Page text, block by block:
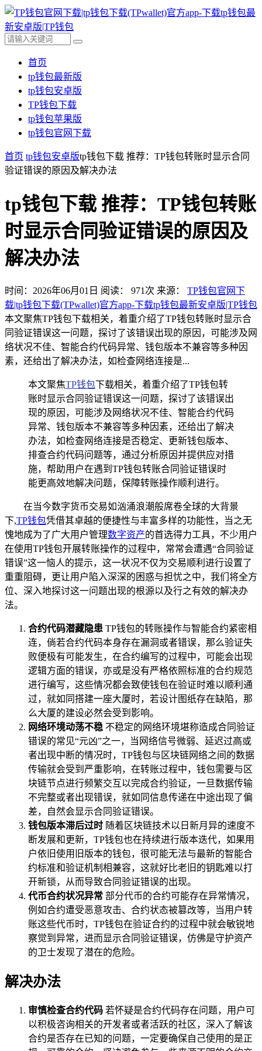
首页
tp钱包最新版
tp钱包安卓版
TP钱包下载
tp钱包苹果版
tp钱包官网下载
首页 tp钱包安卓版tp钱包下载 推荐：TP钱包转账时显示合同
验证错误的原因及解决办法
tp钱包下载 推荐：TP钱包转账
时显示合同验证错误的原因及
解决办法
时间：2026年06月01日 阅读： 971 次 来源： TP钱包官网下
载|tp钱包下载(TPwallet)官方app-下载tp钱包最新安卓版|TP钱包
本文聚焦TP钱包下载相关，着重介绍了TP钱包转账时显示合
同验证错误这一问题，探讨了该错误出现的原因，可能涉及网
络状况不佳、智能合约代码异常、钱包版本不兼容等多种因
素，还给出了解决办法，如检查网络连接是...
本文聚焦TP钱包下载相关，着重介绍了TP钱包转
账时显示合同验证错误这一问题，探讨了该错误出
现的原因，可能涉及网络状况不佳、智能合约代码
异常、钱包版本不兼容等多种因素，还给出了解决
办法，如检查网络连接是否稳定、更新钱包版本、
排查合约代码问题等，通过分析原因并提供应对措
施，帮助用户在遇到TP钱包转账合同验证错误时
能更高效地解决问题，保障转账操作顺利进行。
在当今数字货币交易如汹涌浪潮般席卷全球的大背景
下,TP钱包凭借其卓越的便捷性与丰富多样的功能性，当之无
愧地成为了广大用户管理数字资产的首选得力工具，不少用户
在使用TP钱包开展转账操作的过程中，常常会遭遇“合同验证
错误”这一恼人的提示，这一状况不仅为交易顺利进行设置了
重重阻碍，更让用户陷入深深的困惑与担忧之中，我们将全方
位、深入地探讨这一问题出现的根源以及行之有效的解决办
法。
合约代码潜藏隐患 TP钱包的转账操作与智能合约紧密相
连，倘若合约代码本身存在漏洞或者错误，那么验证失
败便极有可能发生，在合约编写的过程中，可能会出现
逻辑方面的错误，亦或是没有严格依照标准的合约规范
进行编写，这些情况都会致使钱包在验证时难以顺利通
过，就如同搭建一座大厦时，若设计图纸存在缺陷，那
么大厦的建设必然会受到影响。
网络环境动荡不稳 不稳定的网络环境堪称造成合同验证
错误的常见“元凶”之一，当网络信号微弱、延迟过高或
者出现中断的情况时，TP钱包与区块链网络之间的数据
传输就会受到严重影响，在转账过程中，钱包需要与区
块链节点进行频繁交互以完成合约验证，一旦数据传输
不完整或者出现错误，就如同信息传递在中途出现了偏
差，自然会显示合同验证错误。
钱包版本滞后过时 随着区块链技术以日新月异的速度不
断发展和更新，TP钱包也在持续进行版本迭代，如果用
户依旧使用旧版本的钱包，很可能无法与最新的智能合
约标准和验证机制相兼容，这就好比老旧的钥匙难以打
开新锁，从而导致合同验证错误的出现。
代币合约状况异常 部分代币的合约可能存在异常情况，
例如合约遭受恶意攻击、合约状态被篡改等，当用户转
账这些代币时，TP钱包在验证合约的过程中就会敏锐地
察觉到异常，进而显示合同验证错误，仿佛是守护资产
的卫士发现了潜在的危险。
解决办法
审慎检查合约代码 若怀疑是合约代码存在问题，用户可
以积极咨询相关的开发者或者活跃的社区，深入了解该
合约是否存在已知的问题，一定要确保自己使用的是正